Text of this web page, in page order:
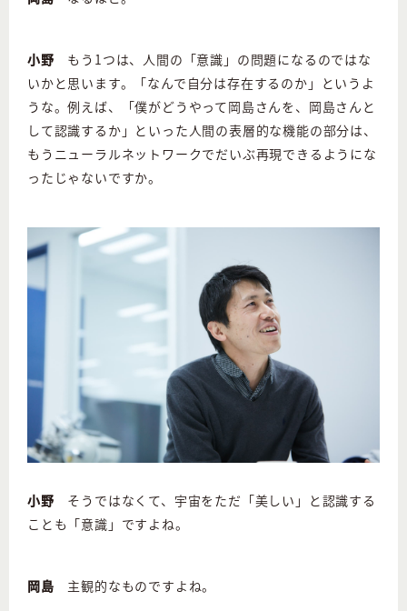
小野 もう1つは、人間の「意識」の問題になるのではな
いかと思います。「なんで自分は存在するのか」というよ
うな。例えば、「僕がどうやって岡島さんを、岡島さんと
して認識するか」といった人間の表層的な機能の部分は、
もうニューラルネットワークでだいぶ再現できるようにな
ったじゃないですか。
小野 そうではなくて、宇宙をただ「美しい」と認識する
ことも「意識」ですよね。
岡島 主観的なものですよね。